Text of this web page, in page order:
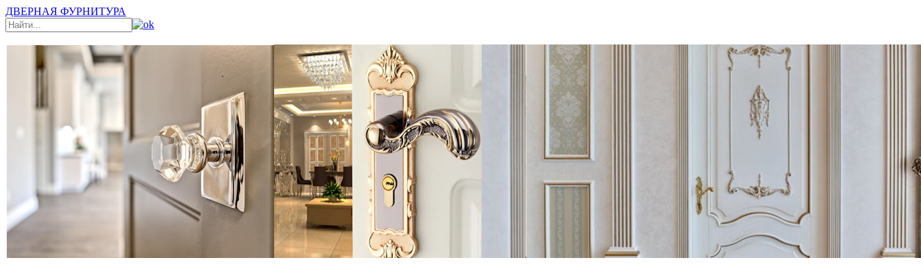
ДВЕРНАЯ ФУРНИТУРА